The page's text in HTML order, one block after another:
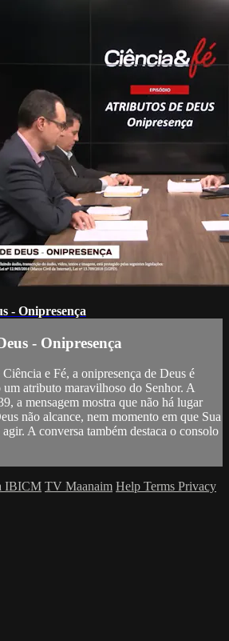
- Onipresença
- Onipresença
e Fé, a onipresença de Deus é
um atributo maravilhoso do Senhor. A
a mensagem mostra que não há lugar
não alcance, nem momento em que Sua
A conversa também destaca o consolo
IBICM TV Maanaim Help Terms Privacy